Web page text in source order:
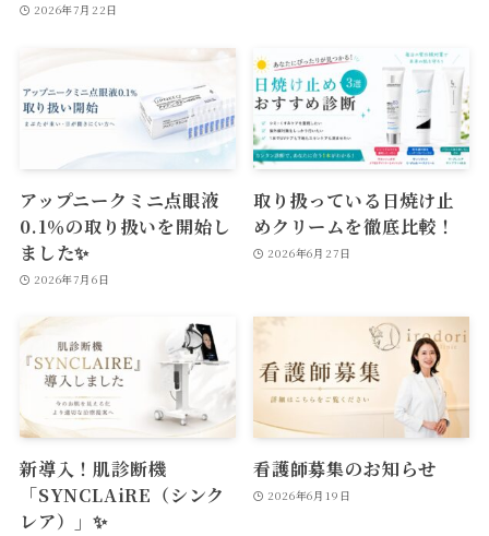
2026年7月22日
アップニークミニ点眼液
0.1％の取り扱いを開始し
ました✨
2026年7月6日
取り扱っている日焼け止
めクリームを徹底比較！
2026年6月27日
新導入！肌診断機
「SYNCLAiRE（シンク
レア）」✨
看護師募集のお知らせ
2026年6月19日